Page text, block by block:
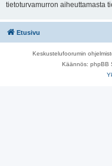
tietoturvamurron aiheuttamasta
Etusivu
Keskustelufoorumin
Käännös: phpBB